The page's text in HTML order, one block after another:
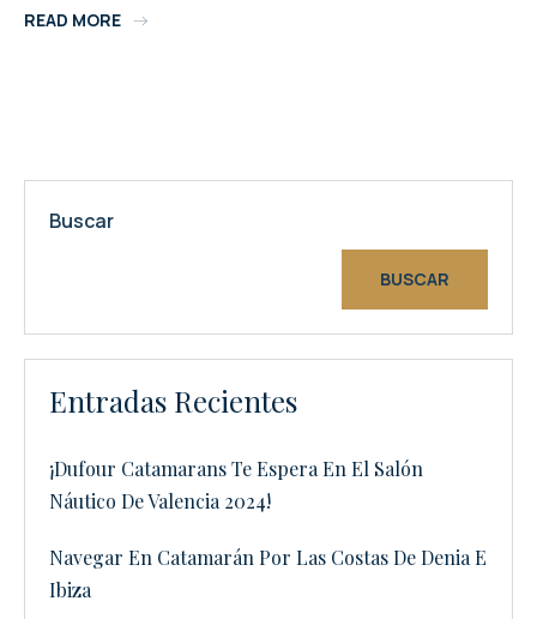
READ MORE
Buscar
BUSCAR
Entradas Recientes
¡Dufour Catamarans Te Espera En El Salón
Náutico De Valencia 2024!
Navegar En Catamarán Por Las Costas De Denia E
Ibiza